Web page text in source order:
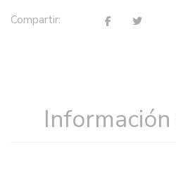
Compartir: